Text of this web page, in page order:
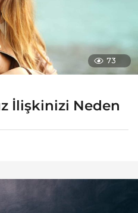
73
İlişkinizi Neden